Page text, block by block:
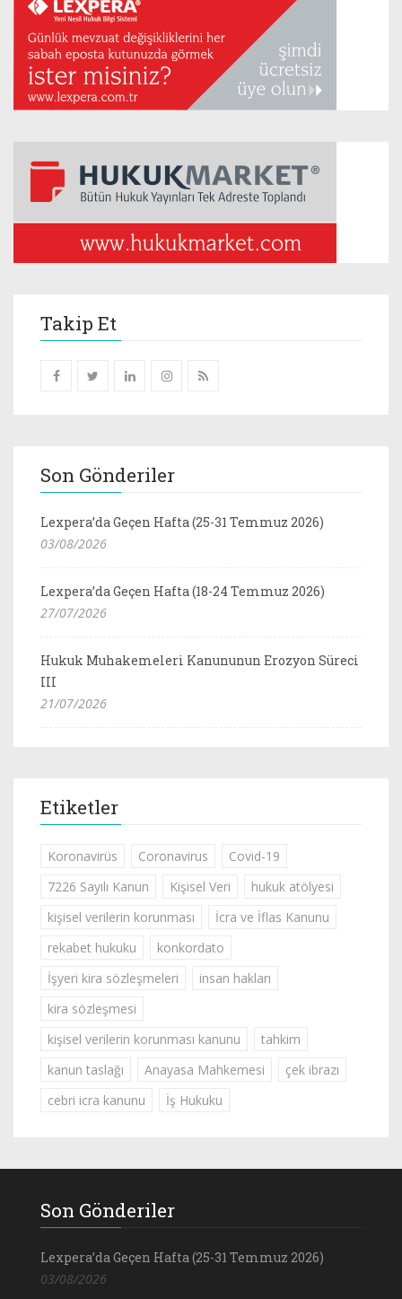
Takip Et
Son Gönderiler
Lexpera’da Geçen Hafta (25-31 Temmuz 2026)
03/08/2026
Lexpera’da Geçen Hafta (18-24 Temmuz 2026)
27/07/2026
Hukuk Muhakemeleri Kanununun Erozyon Süreci
III
21/07/2026
Etiketler
Koronavirüs Coronavirus
Covid-19
7226 Sayılı Kanun
Kişisel Veri
hukuk atölyesi
kişisel verilerin korunması
İcra ve İflas Kanunu
rekabet hukuku
konkordato
İşyeri kira sözleşmeleri
insan hakları
kira sözleşmesi
kişisel verilerin korunması kanunu
tahkim
kanun taslağı
Anayasa Mahkemesi
çek ibrazı
cebri icra kanunu
İş Hukuku
Son Gönderiler
Lexpera’da Geçen Hafta (25-31 Temmuz 2026)
03/08/2026